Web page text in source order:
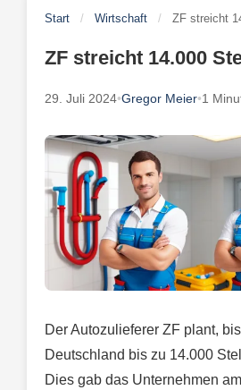
Start / Wirtschaft / ZF streicht
ZF streicht 14.000
29. Juli 2024•Gregor Meier•1
Der Autozulieferer ZF plant,
Deutschland bis zu 14.000
Dies gab das Unternehmen